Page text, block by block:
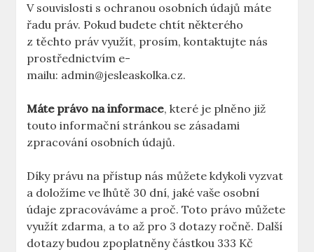
V souvislosti s ochranou osobních údajů máte
řadu práv. Pokud budete chtít některého
z těchto práv využít, prosím, kontaktujte nás
prostřednictvím e-
mailu: admin@jesleaskolka.cz.
Máte právo na informace, které je plněno již
touto informační stránkou se zásadami
zpracování osobních údajů.
Díky právu na přístup nás můžete kdykoli vyzvat
a doložíme ve lhůtě 30 dní, jaké vaše osobní
údaje zpracováváme a proč. Toto právo můžete
využít zdarma, a to až pro 3 dotazy ročně. Další
dotazy budou zpoplatněny částkou 333 Kč